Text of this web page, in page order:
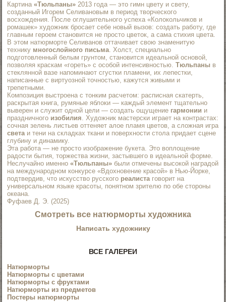
Картина«Тюльпаны» 2013 года — это гимн цвету и свету,
созданный Игорем Селивановым в период творческого
восхождения. После оглушительного успеха «Колокольчиков и
ромашек» художник бросает себе новый вызов: создать работу, где
главным героем становится не просто цветок, а сама стихия цвета.
В этом натюрморте Селиванов оттачивает свою знаменитую
технику многослойного письма. Холст, специально
подготовленный белым грунтом, становится идеальной основой,
позволяя краскам «гореть» с особой интенсивностью.Тюльпаны в
стеклянной вазе напоминают сгустки пламени, их лепестки,
написанные с виртуозной точностью, кажутся живыми и
трепетными.
Композиция выстроена с тонким расчетом: расписная скатерть,
раскрытая книга, румяные яблоки — каждый элемент тщательно
выверен и служит одной цели — создать ощущение гармонии и
праздничного изобилия. Художник мастерски играет на контрастах:
сочная зелень листьев оттеняет алое пламя цветов, а сложная игра
светаи тени на складках ткани и поверхности стола придает сцене
глубину и динамику.
Эта работа — не просто изображение букета. Это воплощение
радости бытия, торжества жизни, застывшего в идеальной форме.
Неслучайно именно«Тюльпаны» были отмечены высокой наградой
на международном конкурсе «Вдохновение красой» в Нью-Йорке,
подтвердив, что искусство русского реалистаговорит на
универсальном языке красоты, понятном зрителю по обе стороны
океана.
Фуфаев Д. Э. (2025)
Смотреть все натюрморты художника
Написать художнику
ВСЕ ГАЛЕРЕИ
Натюрморты
Натюрморты с цветами
Натюрморты с фруктами
Натюрморты из предметов
Постеры натюрморты